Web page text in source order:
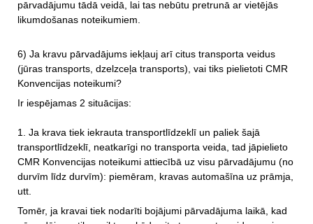
pārvadājumu tādā veidā, lai tas nebūtu pretrunā ar vietējās
likumdošanas noteikumiem.
6) Ja kravu pārvadājums iekļauj arī citus transporta veidus
(jūras transports, dzelzceļa transports), vai tiks pielietoti CMR
Konvencijas noteikumi?
Ir iespējamas 2 situācijas:
1. Ja krava tiek iekrauta transportlīdzeklī un paliek šajā
transportlīdzeklī, neatkarīgi no transporta veida, tad jāpielieto
CMR Konvencijas noteikumi attiecībā uz visu pārvadājumu (no
durvīm līdz durvīm): piemēram, kravas automašīna uz prāmja,
utt.
Tomēr, ja kravai tiek nodarīti bojājumi pārvadājuma laikā, kad